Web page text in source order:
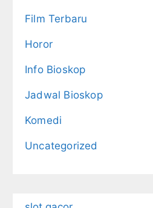
Film Terbaru
Horor
Info Bioskop
Jadwal Bioskop
Komedi
Uncategorized